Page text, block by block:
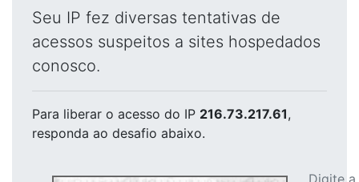
Seu IP fez diversas tentativas de
acessos suspeitos a sites hospedados
conosco.
Para liberar o acesso do IP 216.73.217.61,
responda ao desafio abaixo.
Digite